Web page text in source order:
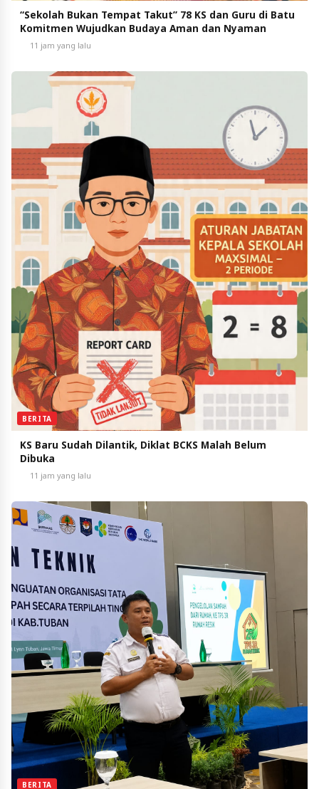
“Sekolah Bukan Tempat Takut” 78 KS dan Guru di Batu
Komitmen Wujudkan Budaya Aman dan Nyaman
11 jam yang lalu
BERITA
KS Baru Sudah Dilantik, Diklat BCKS Malah Belum
Dibuka
11 jam yang lalu
BERITA